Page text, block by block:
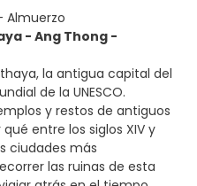
Almuerzo
- Ang Thong -
la antigua capital del
de la UNESCO.
y restos de antiguos
entre los siglos XIV y
ciudades más
las ruinas de esta